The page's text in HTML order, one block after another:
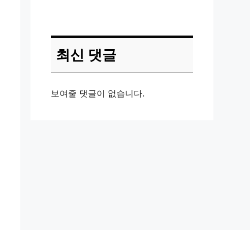
최신 댓글
보여줄 댓글이 없습니다.